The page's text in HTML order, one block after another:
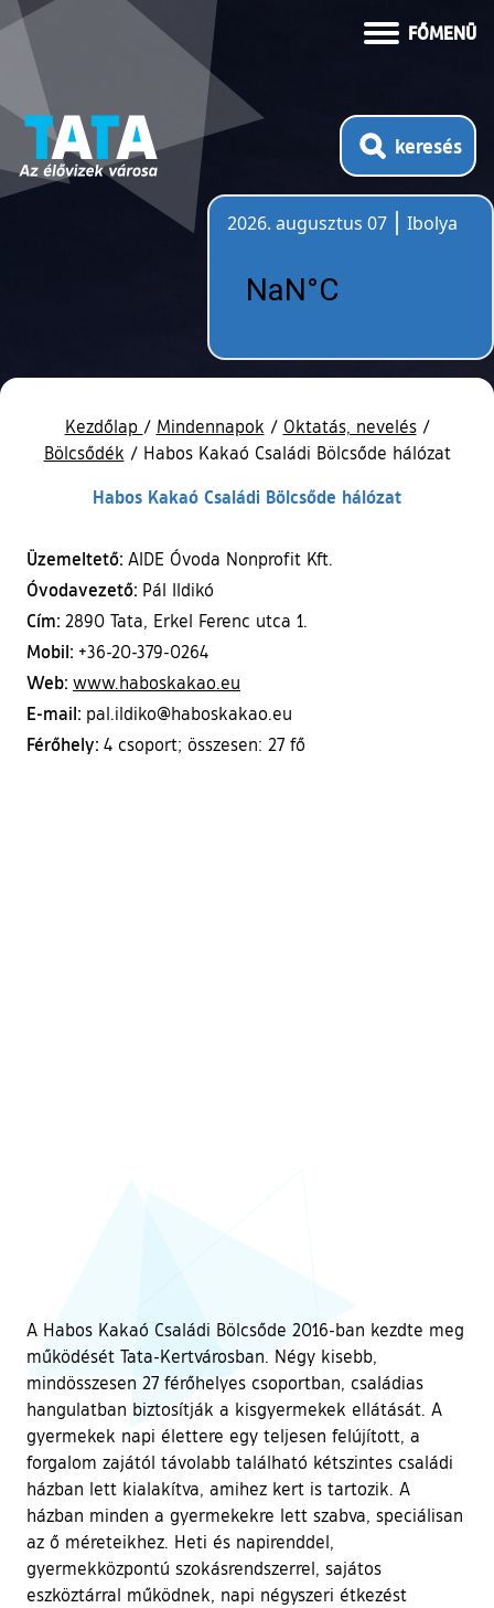
FŐMENÜ
keresés
2026. augusztus 07
Ibolya
Kezdőlap / Mindennapok / Oktatás, nevelés /
Bölcsődék / Habos Kakaó Családi Bölcsőde hálózat
Habos Kakaó Családi Bölcsőde hálózat
Üzemeltető: AIDE Óvoda Nonprofit Kft.
Óvodavezető: Pál Ildikó
Cím: 2890 Tata, Erkel Ferenc utca 1.
Mobil: +36-20-379-0264
Web: www.haboskakao.eu
E-mail: pal.ildiko@haboskakao.eu
Férőhely: 4 csoport; összesen: 27 fő
A Habos Kakaó Családi Bölcsőde 2016-ban kezdte meg
működését Tata-Kertvárosban. Négy kisebb,
mindösszesen 27 férőhelyes csoportban, családias
hangulatban biztosítják a kisgyermekek ellátását. A
gyermekek napi élettere egy teljesen felújított, a
forgalom zajától távolabb található kétszintes családi
házban lett kialakítva, amihez kert is tartozik. A
házban minden a gyermekekre lett szabva, speciálisan
az ő méreteikhez. Heti és napirenddel,
gyermekközpontú szokásrendszerrel, sajátos
eszköztárral működnek, napi négyszeri étkezést